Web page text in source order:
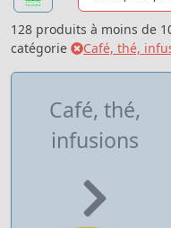
128 produits à moins de
catégorie
Café, thé,
Café, thé,
infusions